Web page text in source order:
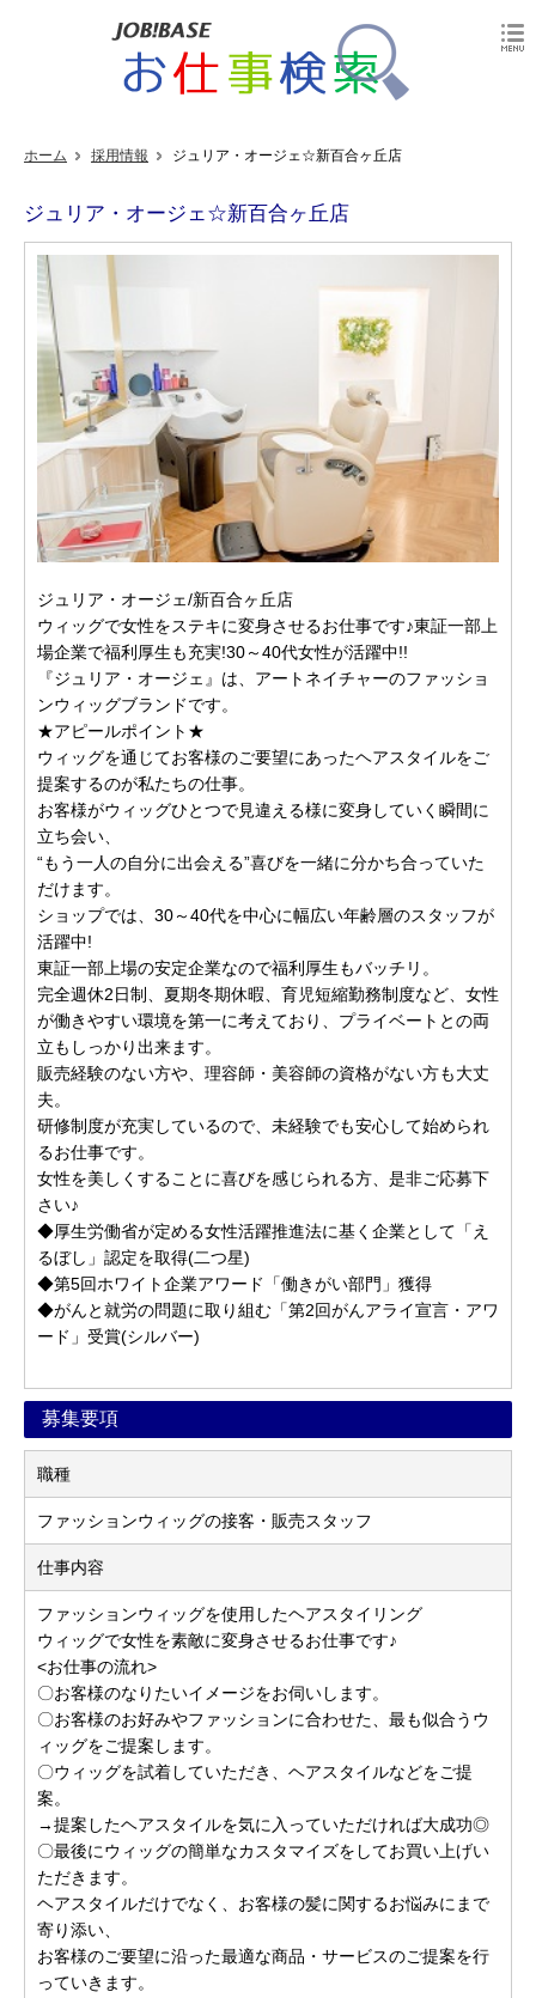
ホーム 採用情報 ジュリア・オージェ☆新百合ヶ丘店
ジュリア・オージェ☆新百合ヶ丘店
ジュリア・オージェ/新百合ヶ丘店
ウィッグで女性をステキに変身させるお仕事です♪東証一部上
場企業で福利厚生も充実!30～40代女性が活躍中!!
『ジュリア・オージェ』は、アートネイチャーのファッショ
ンウィッグブランドです。
★アピールポイント★
ウィッグを通じてお客様のご要望にあったヘアスタイルをご
提案するのが私たちの仕事。
お客様がウィッグひとつで見違える様に変身していく瞬間に
立ち会い、
“もう一人の自分に出会える”喜びを一緒に分かち合っていた
だけます。
ショップでは、30～40代を中心に幅広い年齢層のスタッフが
活躍中!
東証一部上場の安定企業なので福利厚生もバッチリ。
完全週休2日制、夏期冬期休暇、育児短縮勤務制度など、女性
が働きやすい環境を第一に考えており、プライベートとの両
立もしっかり出来ます。
販売経験のない方や、理容師・美容師の資格がない方も大丈
夫。
研修制度が充実しているので、未経験でも安心して始められ
るお仕事です。
女性を美しくすることに喜びを感じられる方、是非ご応募下
さい♪
◆厚生労働省が定める女性活躍推進法に基く企業として「え
るぼし」認定を取得(二つ星)
◆第5回ホワイト企業アワード「働きがい部門」獲得
◆がんと就労の問題に取り組む「第2回がんアライ宣言・アワ
ード」受賞(シルバー)
募集要項
職種
ファッションウィッグの接客・販売スタッフ
仕事内容
ファッションウィッグを使用したヘアスタイリング
ウィッグで女性を素敵に変身させるお仕事です♪
<お仕事の流れ>
〇お客様のなりたいイメージをお伺いします。
〇お客様のお好みやファッションに合わせた、最も似合うウ
ィッグをご提案します。
〇ウィッグを試着していただき、ヘアスタイルなどをご提
案。
→提案したヘアスタイルを気に入っていただければ大成功◎
〇最後にウィッグの簡単なカスタマイズをしてお買い上げい
ただきます。
ヘアスタイルだけでなく、お客様の髪に関するお悩みにまで
寄り添い、
お客様のご要望に沿った最適な商品・サービスのご提案を行
っていきます。